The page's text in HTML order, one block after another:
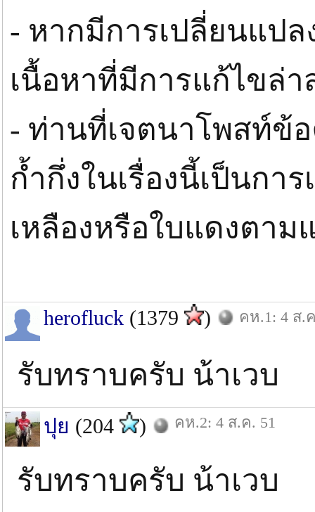
- หากมีการเปลี่ยนแป
เนื้อหาที่มีการแก้ไขล่า
- ท่านที่เจตนาโพสท์ข้
ก้ำกึ่งในเรื่องนี้เป็นกา
เหลืองหรือใบแดงตา
herofluck (1379 ) คห.1: 4 ส.
รับทราบครับ น้าเวบ
ปุย (204 ) คห.2: 4 ส.ค. 51
รับทราบครับ น้าเวบ